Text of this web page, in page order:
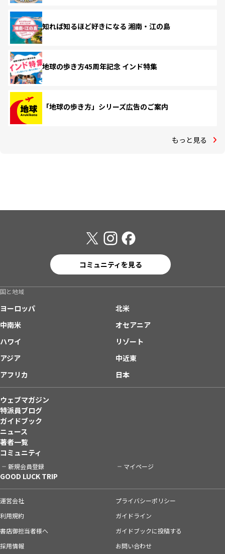
知れば知るほど好きになる 湘南・江の島
地球の歩き方45周年記念 インド特集
「地球の歩き方」シリーズ広告のご案内
もっと見る
コミュニティを見る
国と地域
ヨーロッパ
北米
中南米
オセアニア
ハワイ
リゾート
アジア
中近東
アフリカ
日本
ウェブマガジン
特派員ブログ
ガイドブック
ニュース
著者一覧
コミュニティ
新規会員登録 マイページ
GOOD LUCK TRIP
運営会社
プライバシーポリシー
利用規約
ガイドライン
書店御担当者様へ
ガイドブックに投稿する
採用情報
お問い合わせ